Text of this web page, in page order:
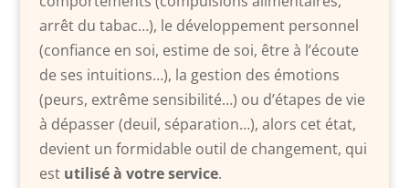
arrêt du tabac…), le développement personnel
(confiance en soi, estime de soi, être à l’écoute
de ses intuitions…), la gestion des émotions
(peurs, extrême sensibilité…) ou d’étapes de vie
à dépasser (deuil, séparation…), alors cet état,
devient un formidable outil de changement, qui
est utilisé à votre service.